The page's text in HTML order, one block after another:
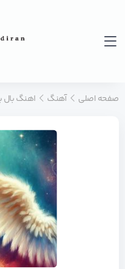
صفحه اصلی آهنگ اهنگ بال